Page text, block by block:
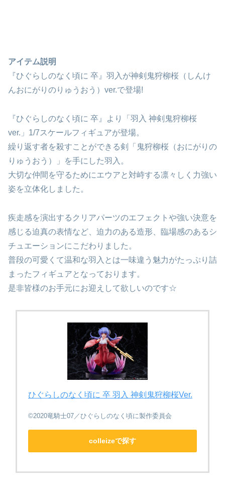
アイテム説明
『ひぐらしのなく頃に 卒』羽入が神剣鬼狩柳桜（しんけ
んおにがりのりゅうおう）ver.で登場!
『ひぐらしのなく頃に 卒』より「羽入 神剣鬼狩柳桜
ver.」1/7スケールフィギュアが登場。
繰り返す者を殺すことができる剣「鬼狩柳桜（おにがりの
りゅうおう）」を手にした羽入。
大切な仲間を守るためにエウアと対峙する凛々しく力強い
姿を立体化しました。
疾走感を演出するクリアパーツのエフェクトや強い決意を
感じる迫真の表情など、迫力のある造形、臨場感のあるシ
チュエーションにこだわりました。
普段の可愛くて温和な羽入とは一味違う魅力がたっぷり詰
まったフィギュアとなっております。
是非皆様のお手元にお迎えして欲しいのです☆
ひぐらしのなく頃に 卒 羽入 神剣鬼狩柳桜Ver.
©2020竜騎士07／ひぐらしのなく頃に製作委員会
colleizeで探す